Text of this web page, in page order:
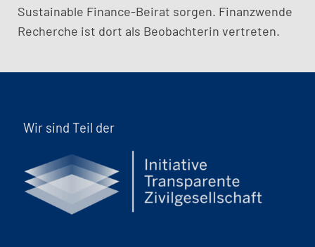
Sustainable Finance-Beirat sorgen. Finanzwende
Recherche ist dort als Beobachterin vertreten.
Wir sind Teil der